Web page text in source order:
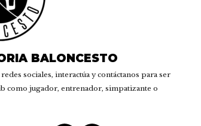
BALONCESTO
sociales, interactúa y contáctanos para ser
como jugador, entrenador, simpatizante o